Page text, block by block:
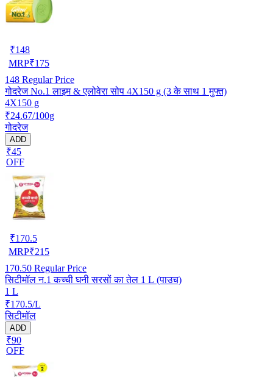
₹148
MRP₹175
148 Regular Price
गोदरेज No.1 लाइम & एलोवेरा सोप 4X150 g (3 के साथ 1 मुफ्त)
4X150 g
₹24.67/100g
गोदरेज
ADD
₹45
OFF
₹170.5
MRP₹215
170.50 Regular Price
सिटीमॉल न.1 कच्ची घनी सरसों का तेल 1 L (पाउच)
1 L
₹170.5/L
सिटीमॉल
ADD
₹90
OFF